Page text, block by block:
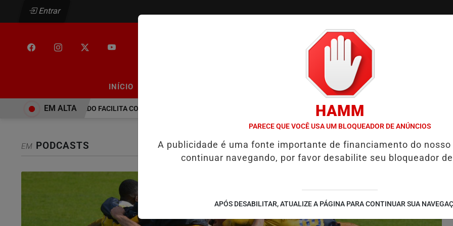
Entrar
INÍCIO COLUNAS / EMPREGOS
PEC NO SENADO FACILITA COOPTAÇÃO DO BANCO CENTRAL, DIZEM ECONOMISTAS LULA ANUNCIA TERESA LEITÃO COMO
EM ALTA
EM PODCASTS
HAMM
PARECE QUE VOCÊ USA UM BLOQUEADOR DE ANÚNCIOS
A publicidade é uma fonte importante de financiamento do nosso
continuar navegando, por favor desabilite seu bloqueador
APÓS DESABILITAR, ATUALIZE A PÁGINA PARA CONTINUAR SUA